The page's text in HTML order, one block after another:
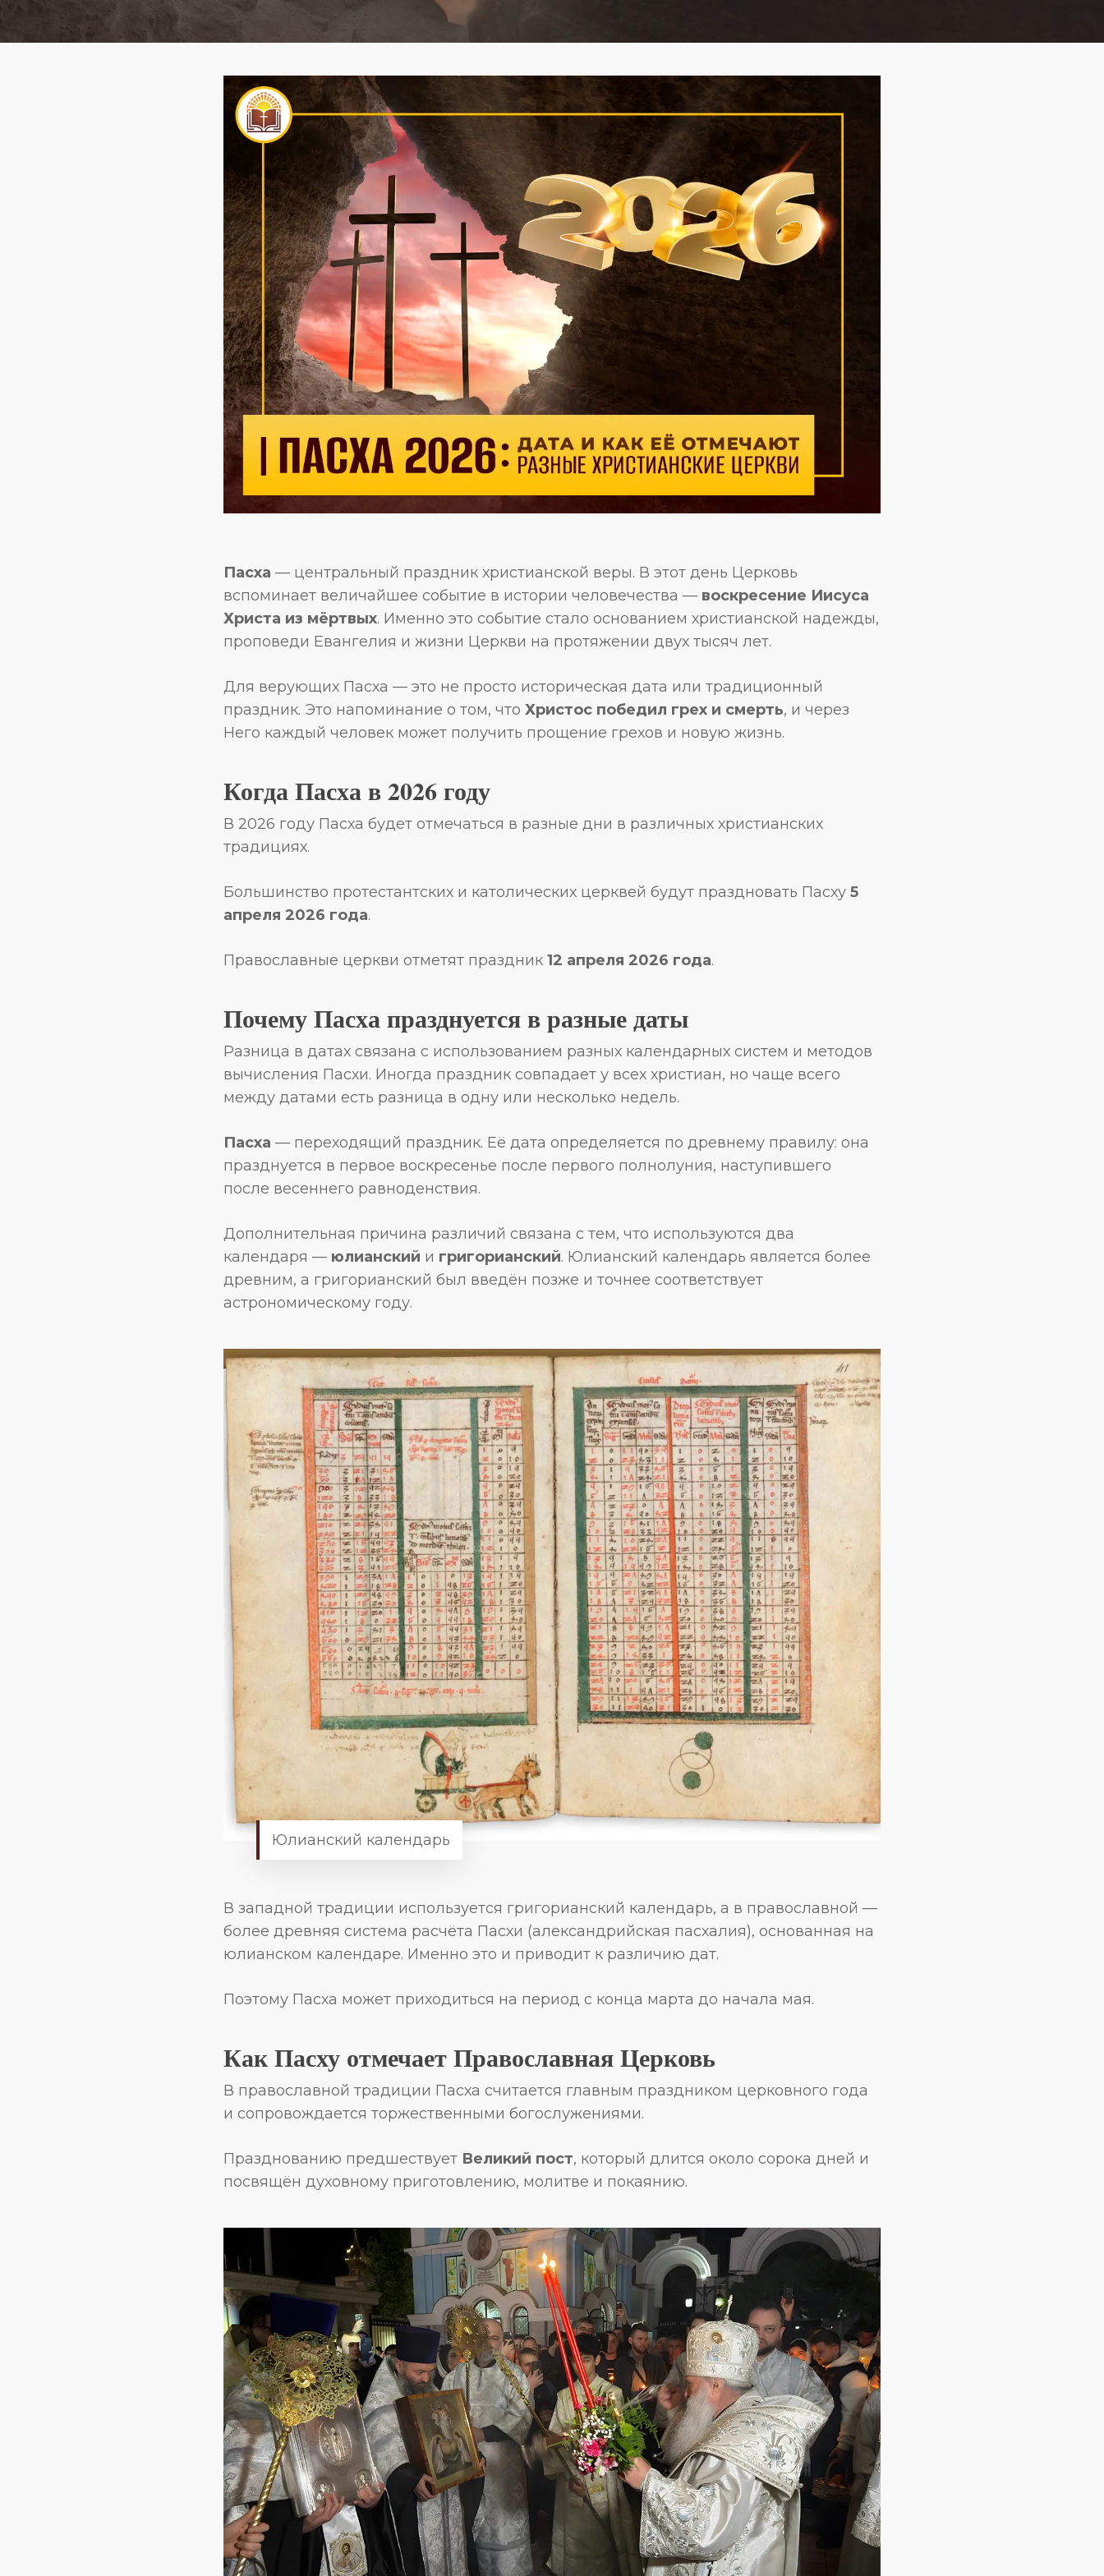
Пасха — центральный праздник христианской веры. В этот день Церковь
вспоминает величайшее событие в истории человечества — воскресение Иисуса
Христа из мёртвых. Именно это событие стало основанием христианской надежды,
проповеди Евангелия и жизни Церкви на протяжении двух тысяч лет.
Для верующих Пасха — это не просто историческая дата или традиционный
праздник. Это напоминание о том, что Христос победил грех и смерть, и через
Него каждый человек может получить прощение грехов и новую жизнь.
Когда Пасха в 2026 году
В 2026 году Пасха будет отмечаться в разные дни в различных христианских
традициях.
Большинство протестантских и католических церквей будут праздновать Пасху 5
апреля 2026 года.
Православные церкви отметят праздник 12 апреля 2026 года.
Почему Пасха празднуется в разные даты
Разница в датах связана с использованием разных календарных систем и методов
вычисления Пасхи. Иногда праздник совпадает у всех христиан, но чаще всего
между датами есть разница в одну или несколько недель.
Пасха — переходящий праздник. Её дата определяется по древнему правилу: она
празднуется в первое воскресенье после первого полнолуния, наступившего
после весеннего равноденствия.
Дополнительная причина различий связана с тем, что используются два
календаря — юлианский и григорианский. Юлианский календарь является более
древним, а григорианский был введён позже и точнее соответствует
астрономическому году.
Юлианский календарь
В западной традиции используется григорианский календарь, а в православной —
более древняя система расчёта Пасхи (александрийская пасхалия), основанная на
юлианском календаре. Именно это и приводит к различию дат.
Поэтому Пасха может приходиться на период с конца марта до начала мая.
Как Пасху отмечает Православная Церковь
В православной традиции Пасха считается главным праздником церковного года
и сопровождается торжественными богослужениями.
Празднованию предшествует Великий пост, который длится около сорока дней и
посвящён духовному приготовлению, молитве и покаянию.